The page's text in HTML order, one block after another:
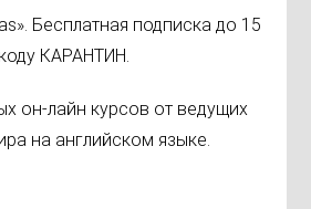
Бесплатная подписка до 15
КАРАНТИН.
он-лайн курсов от ведущих
на английском языке.